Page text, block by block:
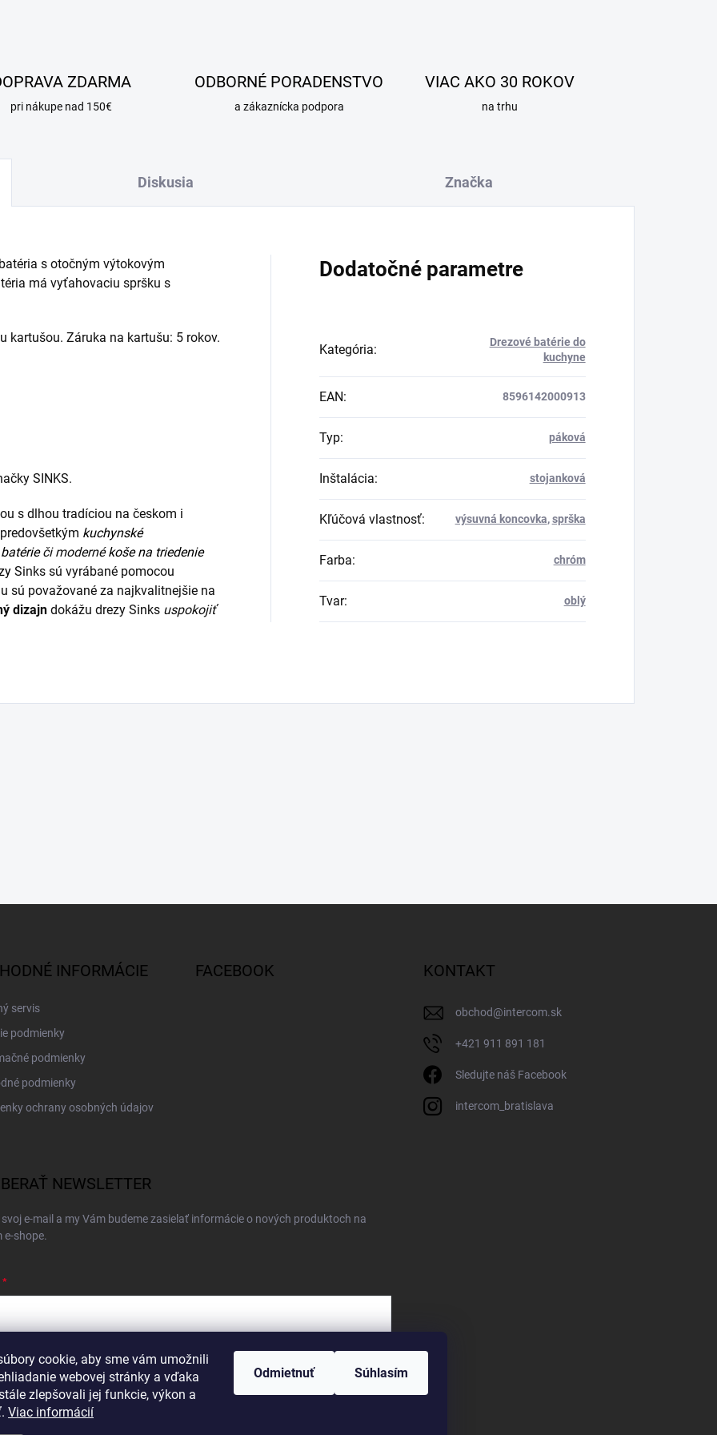
cookie, aby sme vám umožnili
webovej stránky a vďaka
zlepšovali jej funkcie, výkon a
Viac informácií
Odmietnuť Súhlasím
ZDARMA
pri nákupe nad 150€
ODBORNÉ PORADENSTVO
a zákaznícka podpora
VIAC AKO 30 ROKOV
na trhu
Diskusia Značka
s otočným výtokovým
má vyťahovaciu spršku s
kartušou. Záruka na kartušu: 5 rokov.
SINKS.
s dlhou tradíciou na českom i
kuchynské
či modernékoše na triedenie
Sinks sú vyrábané pomocou
sú považované za najkvalitnejšie na
dizajn dokážu drezy Sinks uspokojiť
Dodatočné parametre
Kategória:
Drezové batérie do
kuchyne
EAN: 8596142000913
Typ: páková
Inštalácia: stojanková
Kľúčová vlastnosť: výsuvná koncovka,sprška
Farba: chróm
Tvar: oblý
INFORMÁCIE
servis
podmienky
podmienky
podmienky
ochrany osobných údajov
FACEBOOK KONTAKT
obchod@intercom.sk
+421 911 891 181
Sledujte náš Facebook
intercom_bratislava
NEWSLETTER
e-mail a my Vám budeme zasielať informácie o nových produktoch na
e-shope.
e-mailu súhlasíte spodmienkami ochrany osobných údajov
sa